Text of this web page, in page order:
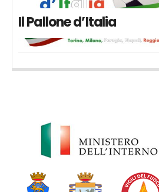
Il Pallone d’Italia